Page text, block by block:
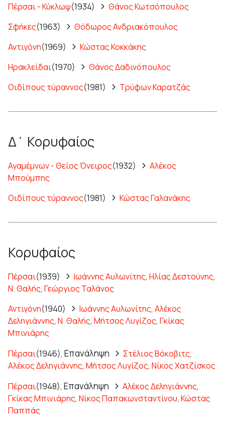
Πέρσαι - Κύκλωψ(1934)
Θάνος Κωτσόπουλος
Σφήκες(1963)
Θόδωρος Ανδριακόπουλος
Αντιγόνη(1969)
Κώστας Κοκκάκης
Ηρακλείδαι(1970)
Θάνος Δαδινόπουλος
Οιδίπους τύραννος(1981) Τρύφων Καρατζάς
Δ΄ Κορυφαίος
Αγαμέμνων - Θείος Όνειρος(1932)
Αλέκος
Μπούμπης
Οιδίπους τύραννος(1981) Κώστας Γαλανάκης
Κορυφαίος
Πέρσαι(1939) Ιωάννης Αυλωνίτης, Ηλίας Δεστούνης,
Ν. Θαλής, Γεώργιος Ταλάνος
Αντιγόνη(1940) Ιωάννης Αυλωνίτης, Αλέκος
Δεληγιάννης, Ν. Θαλής, Μήτσος Λυγίζος, Γκίκας
Μπινιάρης
Πέρσαι(1946), Επανάληψη Στέλιος Βόκοβιτς,
Αλέκος Δεληγιάννης, Μήτσος Λυγίζος, Νίκος Χατζίσκος
Πέρσαι(1948), Επανάληψη Αλέκος Δεληγιάννης,
Γκίκας Μπινιάρης, Νίκος Παπακωνσταντίνου, Κώστας
Παππάς